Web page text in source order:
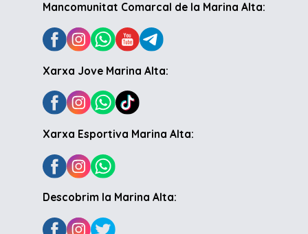
Mancomunitat Comarcal de la Marina Alta:
Xarxa Jove Marina Alta:
Xarxa Esportiva Marina Alta:
Descobrim la Marina Alta: